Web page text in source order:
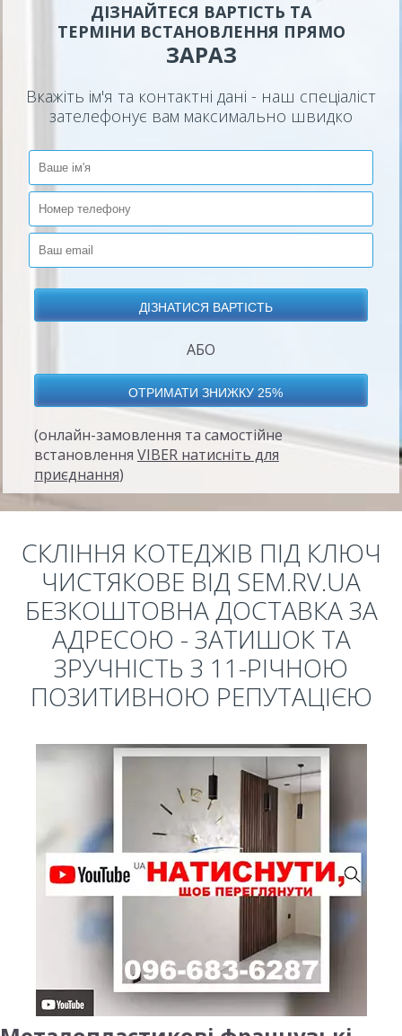
ДІЗНАЙТЕСЯ ВАРТІСТЬ ТА
ТЕРМІНИ ВСТАНОВЛЕННЯ ПРЯМО
ЗАРАЗ
Вкажіть ім'я та контактні дані - наш спеціаліст
зателефонує вам максимально швидко
АБО
(онлайн-замовлення та самостійне
встановлення VIBER натисніть для
приєднання)
СКЛІННЯ КОТЕДЖІВ ПІД КЛЮЧ
ЧИСТЯКОВЕ ВІД SEM.RV.UA
БЕЗКОШТОВНА ДОСТАВКА ЗА
АДРЕСОЮ - ЗАТИШОК ТА
ЗРУЧНІСТЬ З 11-РІЧНОЮ
ПОЗИТИВНОЮ РЕПУТАЦІЄЮ